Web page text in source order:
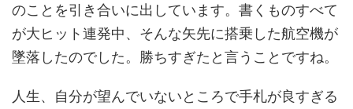
のことを引き合いに出しています。書くものすべて
が大ヒット連発中、そんな矢先に搭乗した航空機が
墜落したのでした。勝ちすぎたと言うことですね。
人生、自分が望んでいないところで手札が良すぎる